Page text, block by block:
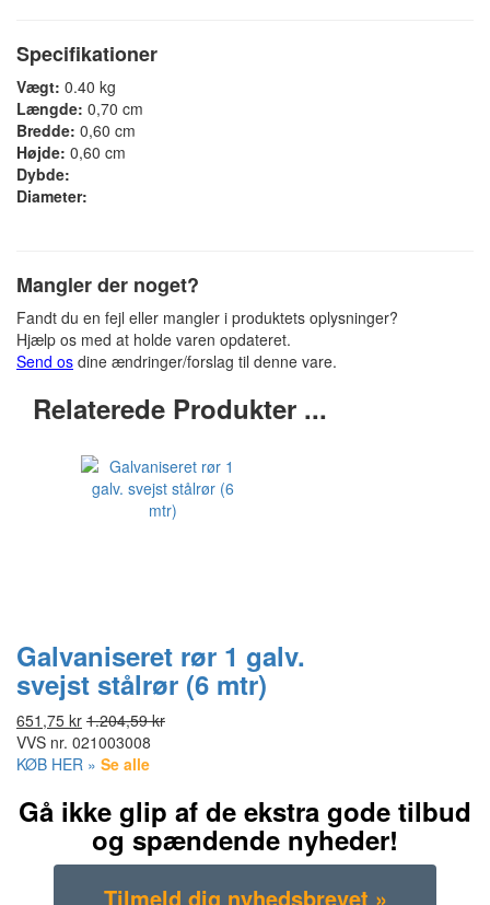
Specifikationer
Vægt: 0.40 kg
Længde: 0,70 cm
Bredde: 0,60 cm
Højde: 0,60 cm
Dybde:
Diameter:
Mangler der noget?
Fandt du en fejl eller mangler i produktets oplysninger?
Hjælp os med at holde varen opdateret.
Send os dine ændringer/forslag til denne vare.
Relaterede Produkter ...
Galvaniseret rør 1 galv.
svejst stålrør (6 mtr)
651,75 kr 1.204,59 kr
VVS nr. 021003008
KØB HER » Se alle
Gå ikke glip af de ekstra gode tilbud
og spændende nyheder!